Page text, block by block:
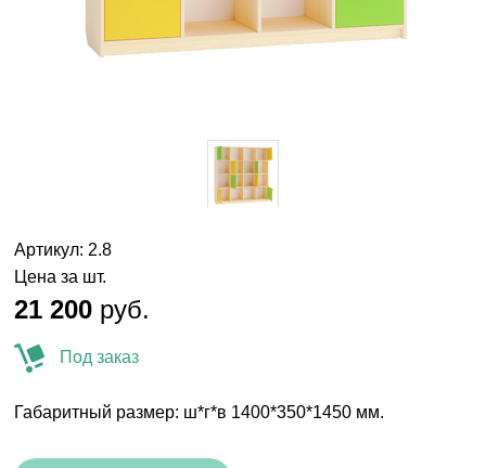
Артикул: 2.8
Цена за шт.
21 200 руб.
Под заказ
Габаритный размер: ш*г*в 1400*350*1450 мм.